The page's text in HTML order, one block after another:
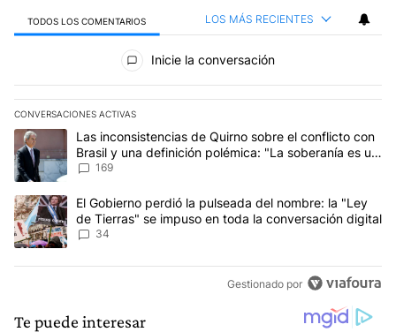
TODOS LOS COMENTARIOS LOS MÁS RECIENTES
Todos los comentarios
Inicie la conversación
CONVERSACIONES ACTIVAS
Este listado muestra los artículos con más comentarios en los
Un artículo de tendencia con el título "Las inconsistencias de
Las inconsistencias de Quirno sobre el conflicto con
Brasil y una definición polémica: "La soberanía es un
concepto antiguo"
169
Un artículo de tendencia con el título "El Gobierno perdió la
El Gobierno perdió la pulseada del nombre: la "Ley
de Tierras" se impuso en toda la conversación digital
34
Gestionado por